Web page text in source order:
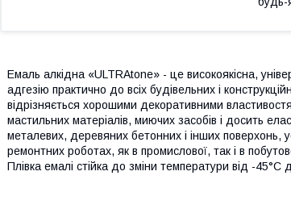
Емаль алкідна «ULTRAtone» - це високоякісна,
адгезію практично до всіх будівельних і
відрізняється хорошими декоративними
мастильних матеріалів, миючих засобів і досить
металевих, деревяних бетонних і інших поверхонь,
ремонтних роботах, як в промислової, так і в
Плівка емалі стійка до зміни температури від -45°C